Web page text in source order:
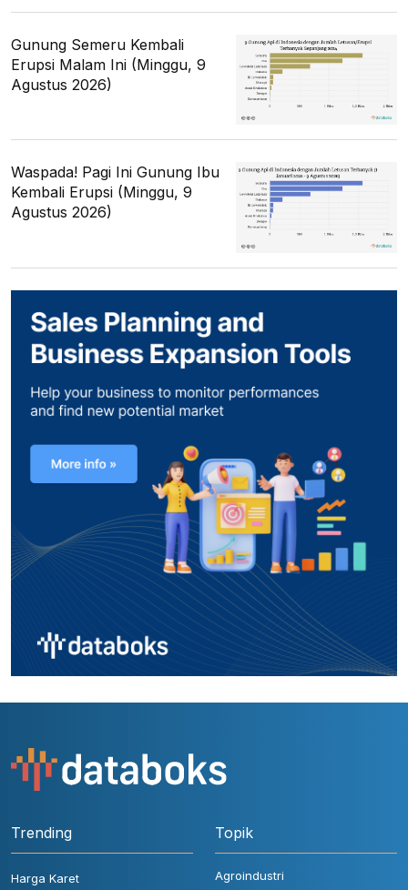
Gunung Semeru Kembali
Erupsi Malam Ini (Minggu, 9
Agustus 2026)
Waspada! Pagi Ini Gunung Ibu
Kembali Erupsi (Minggu, 9
Agustus 2026)
Trending
Harga Karet
Topik
Agroindustri